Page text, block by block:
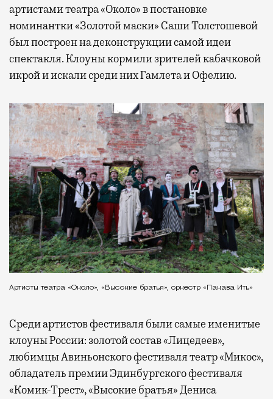
артистами театра «Около» в постановке
номинантки «Золотой маски» Саши Толстошевой
был построен на деконструкции самой идеи
спектакля. Клоуны кормили зрителей кабачковой
икрой и искали среди них Гамлета и Офелию.
Артисты театра «Около», «Высокие братья», оркестр «Пакава Ить»
Среди артистов фестиваля были самые именитые
клоуны России: золотой состав «Лицедеев»,
любимцы Авиньонского фестиваля театр «Микос»,
обладатель премии Эдинбургского фестиваля
«Комик-Трест», «Высокие братья» Дениса